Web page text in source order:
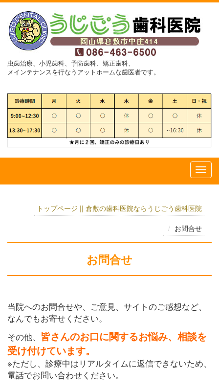
虫歯治療、小児歯科、予防歯科、矯正歯科、
メインテナンスを行なうアットホームな歯医者です。
トップページ || 倉敷の歯科医院ならうじごう歯科医院
お問合せ
お問合せ
当院へのお問合せや、ご意見、サイトのご感想など、
なんでもお寄せください。
その他、 皆さんのお口に関するお悩み、相談を
受け付けています。
※ただし、診療中はリアルタイムに返信できないため、
電話でお問い合わせください。